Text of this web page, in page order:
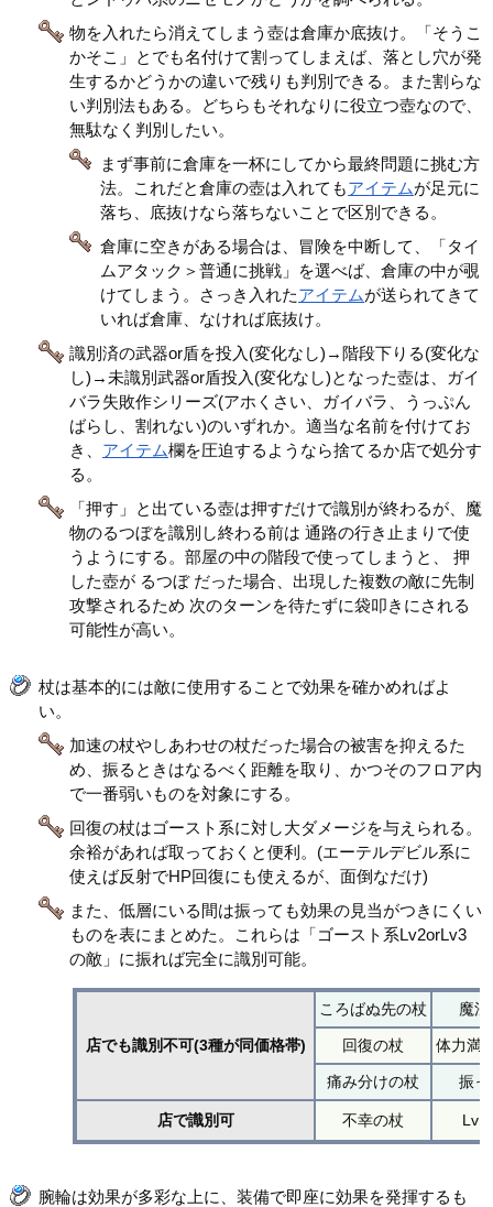
物を入れたら消えてしまう壺は倉庫か底抜け。「そうこ
かそこ」とでも名付けて割ってしまえば、落とし穴が発
生するかどうかの違いで残りも判別できる。また割らな
い判別法もある。どちらもそれなりに役立つ壺なので、
無駄なく判別したい。
まず事前に倉庫を一杯にしてから最終問題に挑む方
法。これだと倉庫の壺は入れてもアイテムが足元に
落ち、底抜けなら落ちないことで区別できる。
倉庫に空きがある場合は、冒険を中断して、「タイ
ムアタック＞普通に挑戦」を選べば、倉庫の中が覗
けてしまう。さっき入れたアイテムが送られてきて
いれば倉庫、なければ底抜け。
識別済の武器or盾を投入(変化なし)→階段下りる(変化な
し)→未識別武器or盾投入(変化なし)となった壺は、ガイ
バラ失敗作シリーズ(アホくさい、ガイバラ、うっぷん
ばらし、割れない)のいずれか。適当な名前を付けてお
き、 アイテム欄を圧迫するようなら捨てるか店で処分す
る。
「押す」と出ている壺は押すだけで識別が終わるが、魔
物のるつぼを識別し終わる前は 通路の行き止まりで使
うようにする。部屋の中の階段で使ってしまうと、 押
した壺が るつぼ だった場合、出現した複数の敵に先制
攻撃されるため 次のターンを待たずに袋叩きにされる
可能性が高い。
杖は基本的には敵に使用することで効果を確かめればよ
い。
加速の杖やしあわせの杖だった場合の被害を抑えるた
め、振るときはなるべく距離を取り、かつそのフロア内
で一番弱いものを対象にする。
回復の杖はゴースト系に対し大ダメージを与えられる。
余裕があれば取っておくと便利。(エーテルデビル系に
使えば反射でHP回復にも使えるが、面倒なだけ)
また、低層にいる間は振っても効果の見当がつきにくい
ものを表にまとめた。これらは「ゴースト系Lv2orLv3
の敵」に振れば完全に識別可能。
店でも識別不可(3種が同価格帯)
ころばぬ先の杖 魔
回復の杖 体力満
痛み分けの杖 振っ
店で識別可 不幸の杖 Lv1
腕輪は効果が多彩な上に、装備で即座に効果を発揮するも